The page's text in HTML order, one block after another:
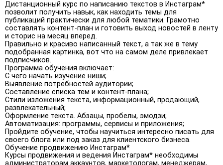
Дистанционный курс по написанию текстов в Инстаграм*
позволит получить навык, как находить темы для
публикаций практически для любой тематики. Грамотно
составлять контент-план и готовить выход новостей в ленту
и сторис на месяц вперед.
Правильно и красиво написанный текст, а так же в тему
подобранная картинка, вот что на самом деле привлекает
подписчиков.
Программа обучения включает:
С чего начать изучение ниши;
Выявление потребностей аудитории;
Составление списка тем и контент-плана;
Стили изложения текста, информационный, продающий,
развлекательный;
Оформление текста. Абзацы, пробелы, эмодзи;
Автоматизация: программы, сервисы и приложения;
Пройдите обучение, чтобы научиться интересно писать для
своего блога или под заказ для клиентского бизнеса.
Обучение продвижению Инстаграм*
Курсы продвижения и ведения Инстаграм* необходимы